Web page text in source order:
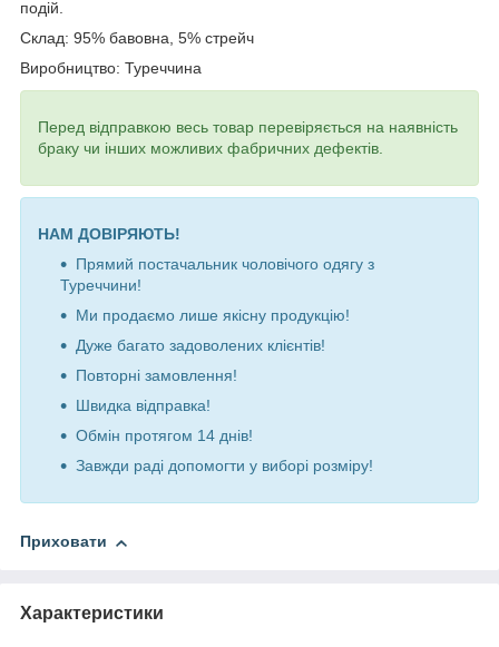
подій.
Склад: 95% бавовна, 5% стрейч
Виробництво: Туреччина
Перед відправкою весь товар перевіряється на наявність
браку чи інших можливих фабричних дефектів.
НАМ ДОВІРЯЮТЬ!
Прямий постачальник чоловічого одягу з
Туреччини!
Ми продаємо лише якісну продукцію!
Дуже багато задоволених клієнтів!
Повторні замовлення!
Швидка відправка!
Обмін протягом 14 днів!
Завжди раді допомогти у виборі розміру!
Приховати
Характеристики